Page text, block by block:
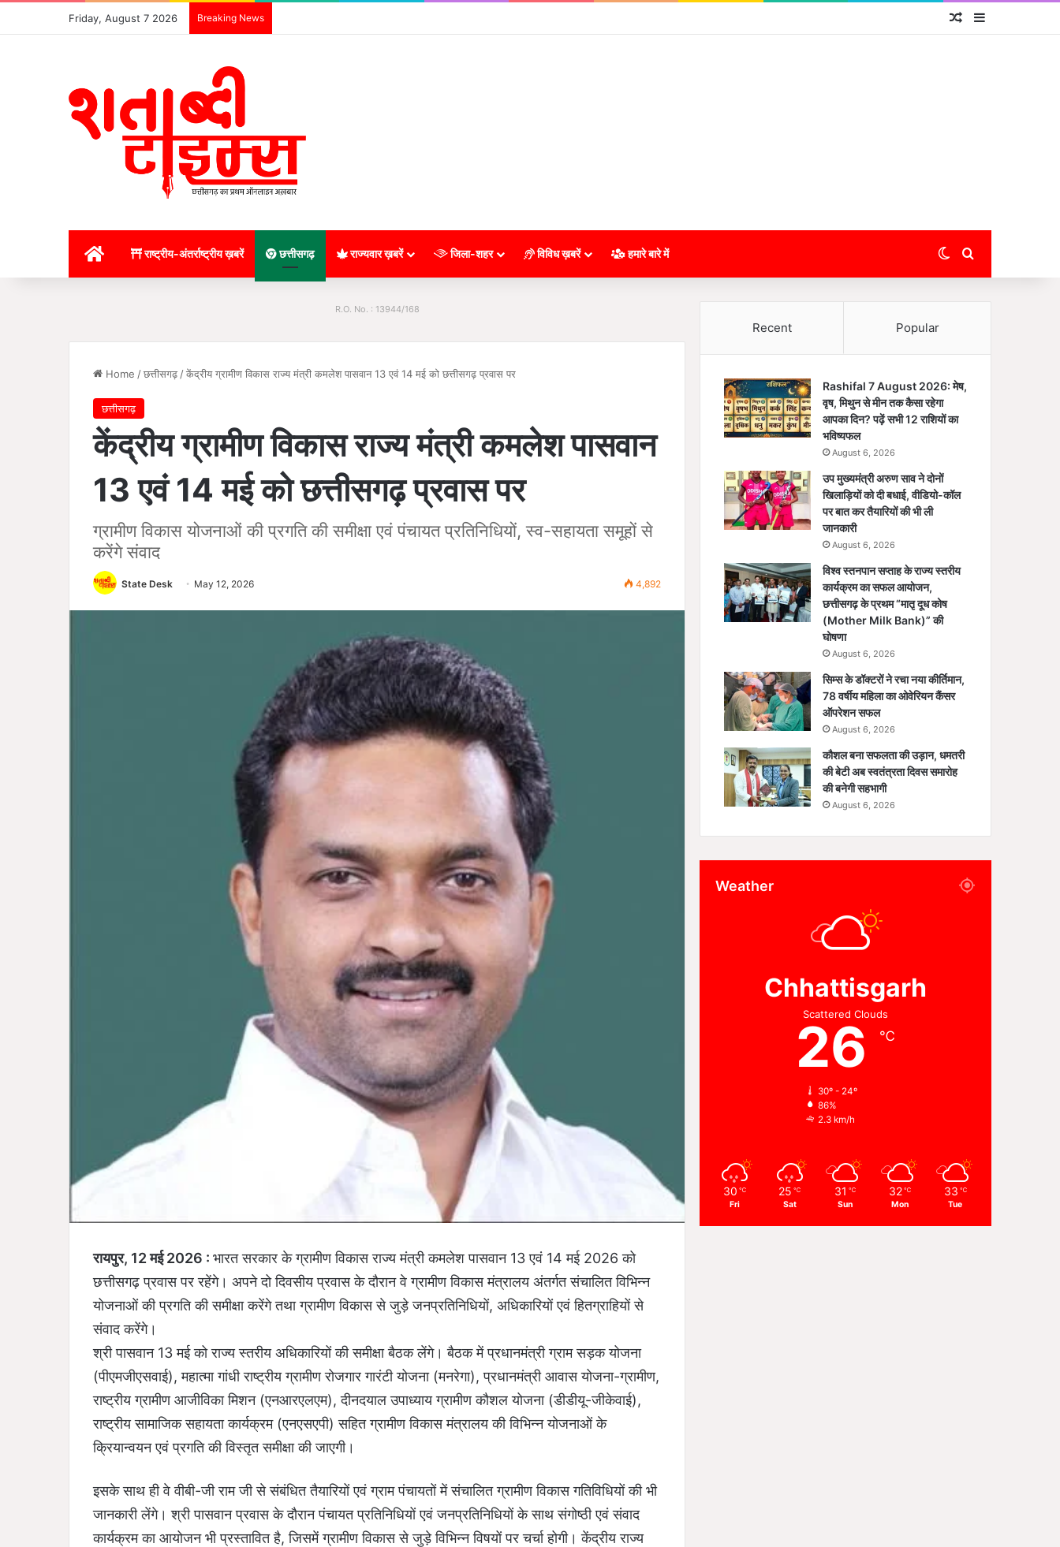
Friday, August 7 2026 Breaking News Random Article
राष्ट्रीय-अंतर्राष्ट्रीय ख़बरें छत्तीसगढ़ राज्यवार ख़बरें जिला-शहर विविध ख़बरें हमारे बारे में Switch skin
R.O. No. : 13944/168
Home /छत्तीसगढ़ /केंद्रीय ग्रामीण विकास राज्य मंत्री कमलेश पासवान 13 एवं 14 मई को छत्तीसगढ़ प्रवास पर
छत्तीसगढ़
केंद्रीय ग्रामीण विकास राज्य मंत्री कमलेश पासवान
13 एवं 14 मई को छत्तीसगढ़ प्रवास पर
ग्रामीण विकास योजनाओं की प्रगति की समीक्षा एवं पंचायत प्रतिनिधियों, स्व-सहायता समूहों से
करेंगे संवाद
State Desk May 12, 2026 4,892
रायपुर, 12 मई 2026 : भारत सरकार के ग्रामीण विकास राज्य मंत्री कमलेश पासवान 13 एवं 14 मई 2026 को
छत्तीसगढ़ प्रवास पर रहेंगे। अपने दो दिवसीय प्रवास के दौरान वे ग्रामीण विकास मंत्रालय अंतर्गत संचालित विभिन्न
योजनाओं की प्रगति की समीक्षा करेंगे तथा ग्रामीण विकास से जुड़े जनप्रतिनिधियों, अधिकारियों एवं हितग्राहियों से
संवाद करेंगे।
श्री पासवान 13 मई को राज्य स्तरीय अधिकारियों की समीक्षा बैठक लेंगे। बैठक में प्रधानमंत्री ग्राम सड़क योजना
(पीएमजीएसवाई), महात्मा गांधी राष्ट्रीय ग्रामीण रोजगार गारंटी योजना (मनरेगा), प्रधानमंत्री आवास योजना-ग्रामीण,
राष्ट्रीय ग्रामीण आजीविका मिशन (एनआरएलएम), दीनदयाल उपाध्याय ग्रामीण कौशल योजना (डीडीयू-जीकेवाई),
राष्ट्रीय सामाजिक सहायता कार्यक्रम (एनएसएपी) सहित ग्रामीण विकास मंत्रालय की विभिन्न योजनाओं के
क्रियान्वयन एवं प्रगति की विस्तृत समीक्षा की जाएगी।
इसके साथ ही वे वीबी-जी राम जी से संबंधित तैयारियों एवं ग्राम पंचायतों में संचालित ग्रामीण विकास गतिविधियों की भी
जानकारी लेंगे। श्री पासवान प्रवास के दौरान पंचायत प्रतिनिधियों एवं जनप्रतिनिधियों के साथ संगोष्ठी एवं संवाद
कार्यक्रम का आयोजन भी प्रस्तावित है, जिसमें ग्रामीण विकास से जुड़े विभिन्न विषयों पर चर्चा होगी। केंद्रीय राज्य
Recent Popular
Rashifal 7 August 2026: मेष,
वृष, मिथुन से मीन तक कैसा रहेगा
आपका दिन? पढ़ें सभी 12 राशियों का
भविष्यफल
August 6, 2026
उप मुख्यमंत्री अरुण साव ने दोनों
खिलाड़ियों को दी बधाई, वीडियो-कॉल
पर बात कर तैयारियों की भी ली
जानकारी
August 6, 2026
विश्व स्तनपान सप्ताह के राज्य स्तरीय
कार्यक्रम का सफल आयोजन,
छत्तीसगढ़ के प्रथम “मातृ दूध कोष
(Mother Milk Bank)” की
घोषणा
August 6, 2026
सिम्स के डॉक्टरों ने रचा नया कीर्तिमान,
78 वर्षीय महिला का ओवेरियन कैंसर
ऑपरेशन सफल
August 6, 2026
कौशल बना सफलता की उड़ान, धमतरी
की बेटी अब स्वतंत्रता दिवस समारोह
की बनेगी सहभागी
August 6, 2026
Weather
Chhattisgarh
Scattered Clouds
26 ℃
30º - 24º
86%
2.3 km/h
30 ℃
Fri
25 ℃
Sat
31 ℃
Sun
32 ℃
Mon
33 ℃
Tue